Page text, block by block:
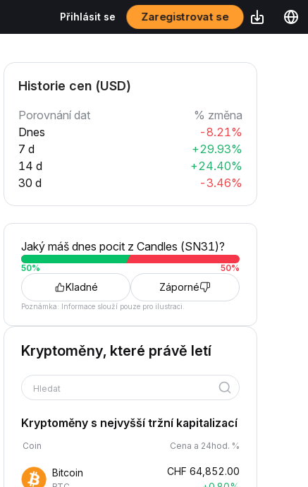
Přihlásit se Zaregistrovat se
Historie cen (USD)
Porovnání dat
% změna
Dnes
-8.21%
7 d
+29.93%
14 d
+24.40%
30 d
-3.46%
Jaký máš dnes pocit z Candles (SN31)?
50% 50%
Kladné Záporné
Poznámka: Informace slouží pouze pro ilustraci.
Kryptoměny, které právě letí
Hledat
Kryptoměny s nejvyšší tržní kapitalizací
Coin Cena a 24hod. %
Bitcoin CHF 64,852.00